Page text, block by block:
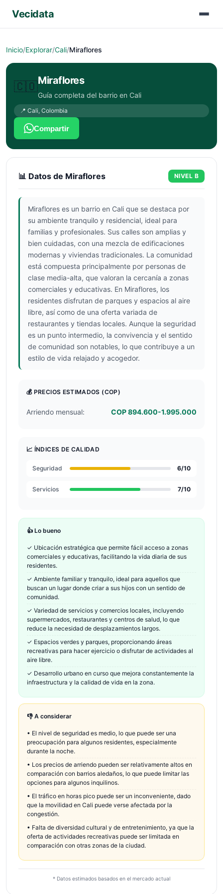
Vecidata
Inicio/Explorar/Cali/Miraflores
🇨🇴Miraflores
Guía completa del barrio en Cali
📍 Cali, Colombia
Compartir
📊 Datos de Miraflores NIVEL B
Miraflores es un barrio en Cali que se destaca por
su ambiente tranquilo y residencial, ideal para
familias y profesionales. Sus calles son amplias y
bien cuidadas, con una mezcla de edificaciones
modernas y viviendas tradicionales. La comunidad
está compuesta principalmente por personas de
clase media-alta, que valoran la cercanía a zonas
comerciales y educativas. En Miraflores, los
residentes disfrutan de parques y espacios al aire
libre, así como de una oferta variada de
restaurantes y tiendas locales. Aunque la seguridad
es un punto intermedio, la convivencia y el sentido
de comunidad son notables, lo que contribuye a un
estilo de vida relajado y acogedor.
💰 PRECIOS ESTIMADOS (COP)
Arriendo mensual: COP 894.600-1.995.000
📈 ÍNDICES DE CALIDAD
Seguridad 6/10
Servicios 7/10
👍 Lo bueno
✓ Ubicación estratégica que permite fácil acceso a zonas
comerciales y educativas, facilitando la vida diaria de sus
residentes.
✓ Ambiente familiar y tranquilo, ideal para aquellos que
buscan un lugar donde criar a sus hijos con un sentido de
comunidad.
✓ Variedad de servicios y comercios locales, incluyendo
supermercados, restaurantes y centros de salud, lo que
reduce la necesidad de desplazamientos largos.
✓ Espacios verdes y parques, proporcionando áreas
recreativas para hacer ejercicio o disfrutar de actividades al
aire libre.
✓ Desarrollo urbano en curso que mejora constantemente la
infraestructura y la calidad de vida en la zona.
👎 A considerar
• El nivel de seguridad es medio, lo que puede ser una
preocupación para algunos residentes, especialmente
durante la noche.
• Los precios de arriendo pueden ser relativamente altos en
comparación con barrios aledaños, lo que puede limitar las
opciones para algunos inquilinos.
• El tráfico en horas pico puede ser un inconveniente, dado
que la movilidad en Cali puede verse afectada por la
congestión.
• Falta de diversidad cultural y de entretenimiento, ya que la
oferta de actividades recreativas puede ser limitada en
comparación con otras zonas de la ciudad.
* Datos estimados basados en el mercado actual